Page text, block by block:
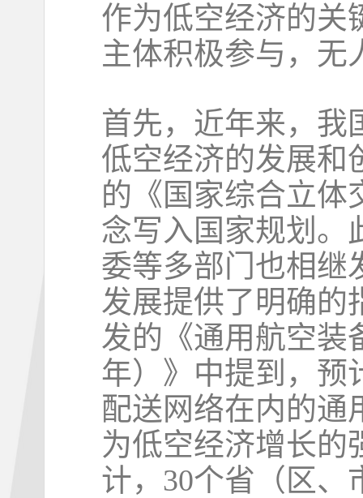
作为低空经济的关
主体积极参与，无
首先，近年来，我
低空经济的发展和
的《国家综合立体
念写入国家规划。
委等多部门也相继
发展提供了明确的
发的《通用航空装
年）》中提到，预
配送网络在内的通
为低空经济增长的
计，30个省（区、